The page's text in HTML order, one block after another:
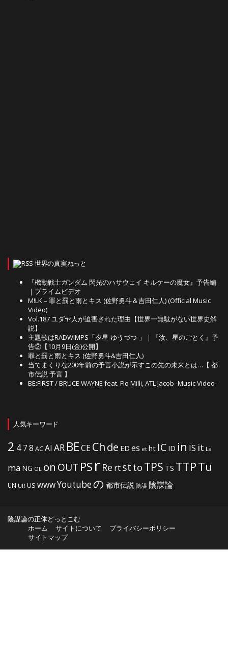
世界の真実ねっと
『機動戦士ガンダム 閃光のハサウェイ キルケーの魔女』予告編
｜プライムビデオ
M!LK – 罪と罰と雨とキス (佐野勇斗＆吉田仁人) (Official Music
Video)
Vol.187 ユダヤ人が迫害された理由【世界一無駄がない世界史解
説】
主題歌はRADWIMPS「夕星-ゆうづつ-」｜『汝、星のごとく』予
告②【10月9日(金)公開】
罪と罰と雨とキス (佐野勇斗&吉田仁人)
当てまくりな200年前の予言小説が示すこの先の未来とは…【 都
市伝説 予言 】
BE:FIRST / BRUCE WAYNE feat. Flo Milli, ATL Jacob -Music Video-
人気キーワード
2 478 ACAI AR BECE Chde ED es et ht IC ID in IS it La
ma NG OL on OUT PSr Re rtsttoTPS TS TTPTu
UN UR US wwwYoutubeの 都市伝説 陰謀 陰謀論
陰謀論の正体どっとこむ
ホーム
サイトについて
プライバシーポリシー
サイトマップ